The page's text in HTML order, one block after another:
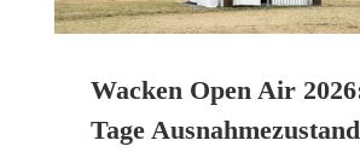
Wacken Open Air
Tage